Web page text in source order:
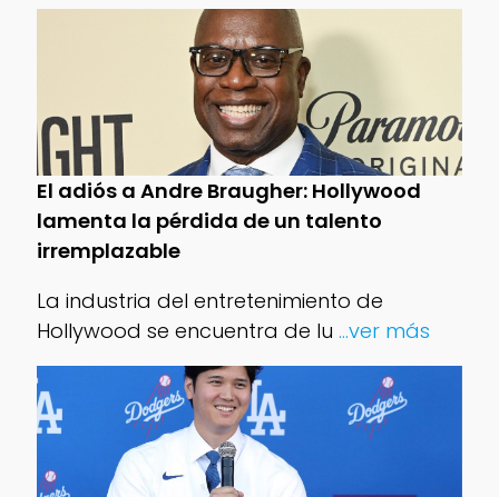
El adiós a Andre Braugher: Hollywood
lamenta la pérdida de un talento
irremplazable
La industria del entretenimiento de
Hollywood se encuentra de lu ...ver más